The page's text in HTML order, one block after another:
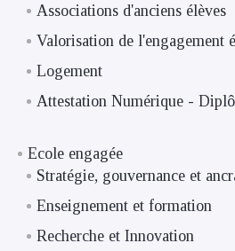
Associations d'anciens élèves
Valorisation de l'engagement
Logement
Attestation Numérique -
Ecole engagée
Stratégie, gouvernance et
Enseignement et formation
Recherche et Innovation